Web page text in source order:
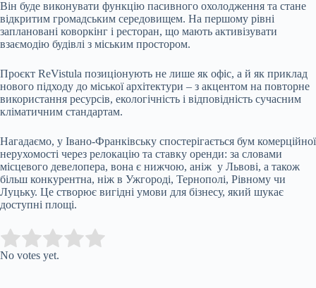
Він буде виконувати функцію пасивного охолодження та стане
відкритим громадським середовищем. На першому рівні
заплановані коворкінг і ресторан, що мають активізувати
взаємодію будівлі з міським простором.
Проєкт ReVistula позиціонують не лише як офіс, а й як приклад
нового підходу до міської архітектури – з акцентом на повторне
використання ресурсів, екологічність і відповідність сучасним
кліматичним стандартам.
Нагадаємо, у Івано-Франківську спостерігається бум комерційної
нерухомості через релокацію та ставку оренди: за словами
місцевого девелопера, вона є нижчою, аніж у Львові, а також
більш конкурентна, ніж в Ужгороді, Тернополі, Рівному чи
Луцьку. Це створює вигідні умови для бізнесу, який шукає
доступні площі.
Rate this item:
No votes yet.